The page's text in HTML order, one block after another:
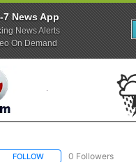
7 News App
News Alerts
On Demand
FOLLOW FOLLOW "CNN -
0 Followers